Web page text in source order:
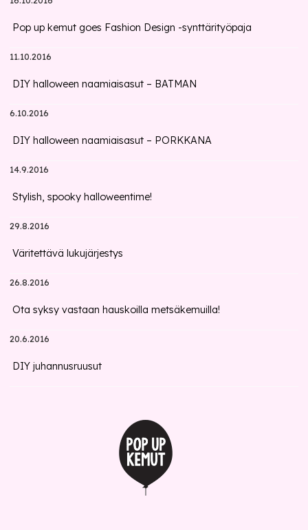
Pop up kemut goes Fashion Design -synttärityöpaja
11.10.2016
DIY halloween naamiaisasut – BATMAN
6.10.2016
DIY halloween naamiaisasut – PORKKANA
14.9.2016
Stylish, spooky halloweentime!
29.8.2016
Väritettävä lukujärjestys
26.8.2016
Ota syksy vastaan hauskoilla metsäkemuilla!
20.6.2016
DIY juhannusruusut